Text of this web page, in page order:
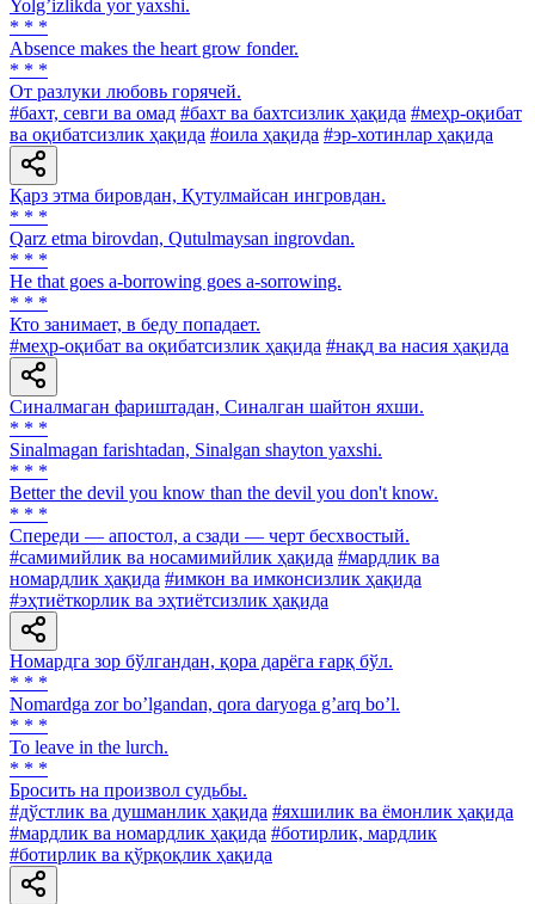
Yolgʼizlikda yor yaxshi.
* * *
Absence makes the heart grow fonder.
* * *
От разлуки любовь горячей.
#бахт, севги ва омад #бахт ва бахтсизлик ҳақида #меҳр-оқибат
ва оқибатсизлик ҳақида #оила ҳақида #эр-хотинлар ҳақида
Қарз этма бировдан, Қутулмайсан ингровдан.
* * *
Qarz etma birovdan, Qutulmaysan ingrovdan.
* * *
He that goes a-borrowing goes a-sorrowing.
* * *
Кто занимает, в беду попадает.
#меҳр-оқибат ва оқибатсизлик ҳақида #нақд ва насия ҳақида
Синалмаган фариштадан, Синалган шайтон яхши.
* * *
Sinalmagan farishtadan, Sinalgan shayton yaxshi.
* * *
Better the devil you know than the devil you don't know.
* * *
Спереди — апостол, а сзади — черт бесхвостый.
#самимийлик ва носамимийлик ҳақида #мардлик ва
номардлик ҳақида #имкон ва имконсизлик ҳақида
#эҳтиёткорлик ва эҳтиётсизлик ҳақида
Номардга зор бўлгандан, қора дарёга ғарқ бўл.
* * *
Nomardga zor boʼlgandan, qora daryoga gʼarq boʼl.
* * *
To leave in the lurch.
* * *
Бросить на произвол судьбы.
#дўстлик ва душманлик ҳақида #яхшилик ва ёмонлик ҳақида
#мардлик ва номардлик ҳақида #ботирлик, мардлик
#ботирлик ва қўрқоқлик ҳақида